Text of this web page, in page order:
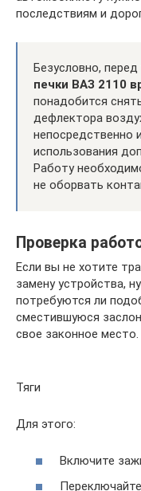
последствиям и
Безусловно, перед
печки ВАЗ 2110
понадобится
дефлектора
непосредственно
использования
Работу
не оборвать
Проверка
Если вы не хотите
замену устройства,
потребуются ли
сместившуюся
свое законное место.
Тяги
Для этого:
Включите